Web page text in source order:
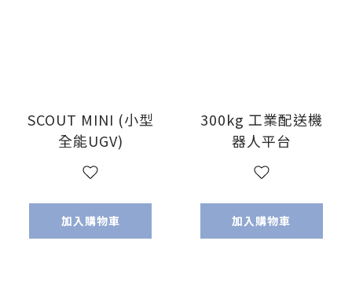
SCOUT MINI (小型
全能UGV)
加入購物車
300kg 工業配送機
器人平台
加入購物車